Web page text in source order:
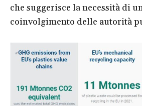
che suggerisce la necessità di
coinvolgimento delle autorità